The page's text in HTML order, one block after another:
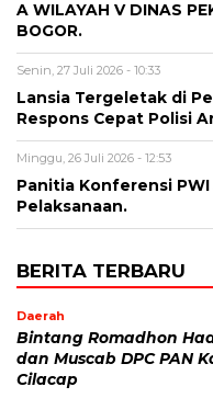
A WILAYAH V DINAS
BOGOR.
Senin, 27 Juli 2026 - 10:33
Lansia Tergeletak di
Respons Cepat Polisi
Minggu, 26 Juli 2026 - 12:53
Panitia Konferensi
Pelaksanaan.
BERITA TERBARU
Daerah
Bintang Romadhon
dan Muscab DPC PAN
Cilacap